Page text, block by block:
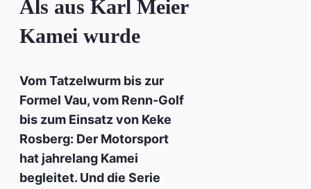
Als aus Karl Meier
Kamei wurde
Vom Tatzelwurm bis zur
Formel Vau, vom Renn-Golf
bis zum Einsatz von Keke
Rosberg: Der Motorsport
hat jahrelang Kamei
begleitet. Und die Serie